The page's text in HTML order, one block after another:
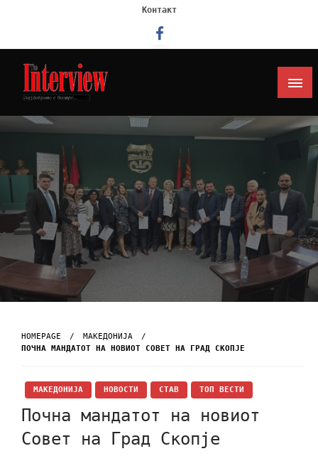
Контакт
Интервју
HOMEPAGE
МАКЕДОНИЈА
ПОЧНА МАНДАТОТ НА НОВИОТ СОВЕТ НА ГРАД СКОПЈЕ
МАКЕДОНИЈА НОВОСТИ СТАВ ТОП ВЕСТИ
Почна мандатот на новиот
Совет на Град Скопје